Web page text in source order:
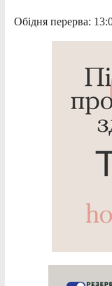
Обідня перерва: